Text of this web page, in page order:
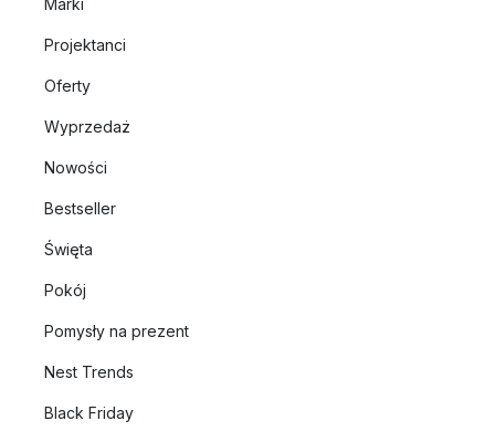
Projektanci
Oferty
Wyprzedaż
Nowości
Bestseller
Święta
Pokój
Pomysły na prezent
Nest Trends
Black Friday